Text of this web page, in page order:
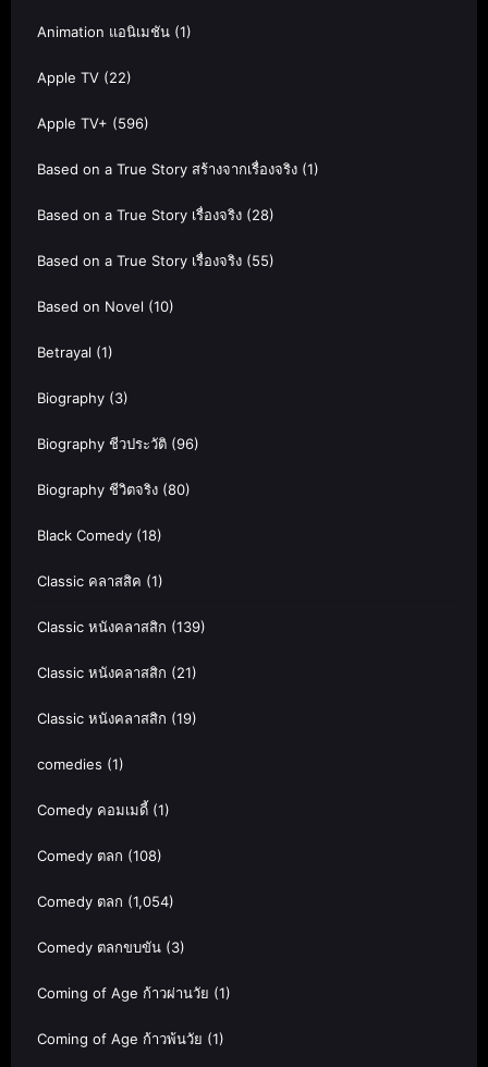
Animation แอนิเมชัน (1)
Apple TV (22)
Apple TV+ (596)
Based on a True Story สร้างจากเรื่องจริง (1)
Based on a True Story เรื่องจริง (28)
Based on a True Story เรื่องจริง (55)
Based on Novel (10)
Betrayal (1)
Biography (3)
Biography ชีวประวัติ (96)
Biography ชีวิตจริง (80)
Black Comedy (18)
Classic คลาสสิค (1)
Classic หนังคลาสสิก (139)
Classic หนังคลาสสิก (21)
Classic หนังคลาสสิก (19)
comedies (1)
Comedy คอมเมดี้ (1)
Comedy ตลก (108)
Comedy ตลก (1,054)
Comedy ตลกขบขัน (3)
Coming of Age ก้าวผ่านวัย (1)
Coming of Age ก้าวพ้นวัย (1)